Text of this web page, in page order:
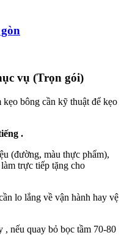
vụ (Trọn gói)
bông cần kỹ thuật để kẹo
.
(đường, màu thực phẩm),
trực tiếp tặng cho
lo lắng về vận hành hay vệ
, nếu quay bỏ bọc tầm 70-80